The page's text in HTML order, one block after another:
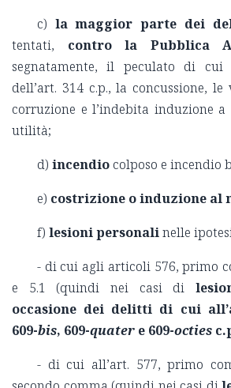
c) la maggior parte dei
tentati, contro la Pubblica
segnatamente, il peculato di
dell’art. 314 c.p., la concussione,
corruzione e l’indebita induzione
utilità;
d) incendio colposo e incendio
e) costrizione o induzione al
f) lesioni personalinelle
- di cui agli articoli 576, primo
e 5.1 (quindi nei casi di
occasione dei delitti di cui
609-bis, 609-quater e 609-octies
- di cui all’art. 577, primo